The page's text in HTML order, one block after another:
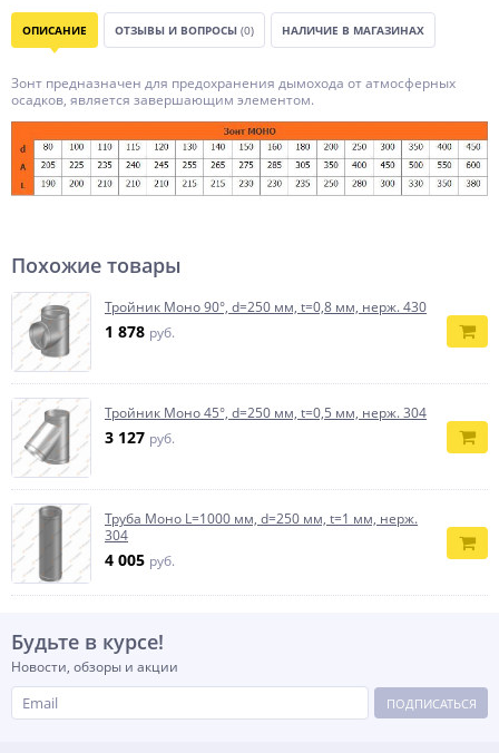
ОПИСАНИЕ ОТЗЫВЫ И ВОПРОСЫ (0) НАЛИЧИЕ В МАГАЗИНАХ
Зонт предназначен для предохранения дымохода от атмосферных
осадков, является завершающим элементом.
Похожие товары
Тройник Моно 90°, d=250 мм, t=0,8 мм, нерж. 430
1 878 руб.
Тройник Моно 45°, d=250 мм, t=0,5 мм, нерж. 304
3 127 руб.
Труба Моно L=1000 мм, d=250 мм, t=1 мм, нерж.
304
4 005 руб.
Будьте в курсе!
Новости, обзоры и акции
ПОДПИСАТЬСЯ